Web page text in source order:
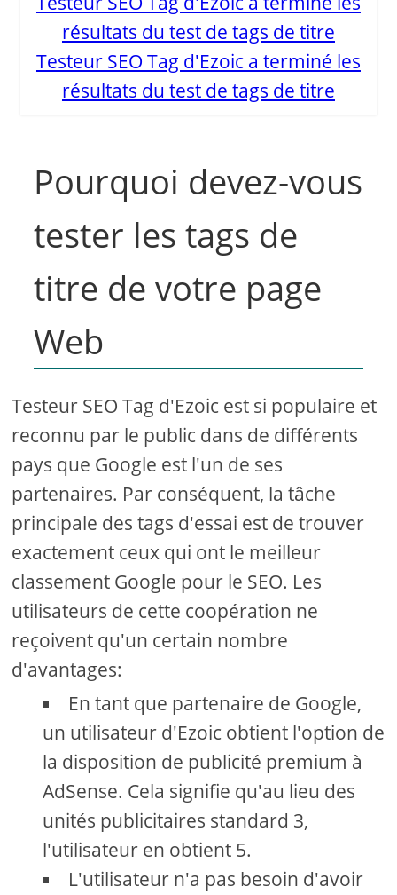
Testeur SEO Tag d'Ezoic a terminé les
résultats du test de tags de titre
Pourquoi devez-vous
tester les tags de
titre de votre page
Web
Testeur SEO Tag d'Ezoic est si populaire et
reconnu par le public dans de différents
pays que Google est l'un de ses
partenaires. Par conséquent, la tâche
principale des tags d'essai est de trouver
exactement ceux qui ont le meilleur
classement Google pour le SEO. Les
utilisateurs de cette coopération ne
reçoivent qu'un certain nombre
d'avantages:
En tant que partenaire de Google,
un utilisateur d'Ezoic obtient l'option de
la disposition de publicité premium à
AdSense. Cela signifie qu'au lieu des
unités publicitaires standard 3,
l'utilisateur en obtient 5.
L'utilisateur n'a pas besoin d'avoir